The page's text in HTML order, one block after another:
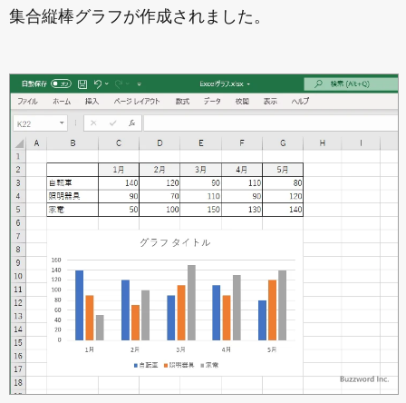
集合縦棒グラフが作成されました。